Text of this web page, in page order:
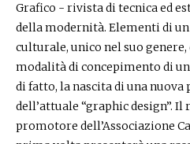
Grafico - rivista di tecnica ed
della modernità. Elementi di
culturale, unico nel suo genere,
modalità di concepimento di
di fatto, la nascita di una
dell’attuale “graphic design”.
promotore dell’Associazione